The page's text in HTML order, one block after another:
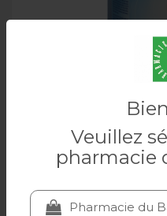
Veuillez
pharmacie
MILUPA